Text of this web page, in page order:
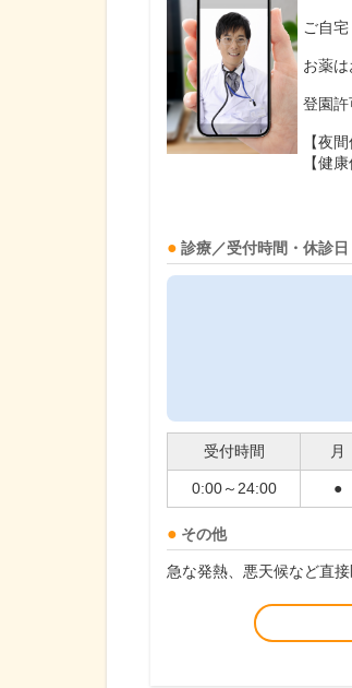
ご自
お薬
登園
【夜
【健
診療／受付時間・休診日
受付時間 月
0:00～24:00 ●
その他
急な発熱、悪天候など直